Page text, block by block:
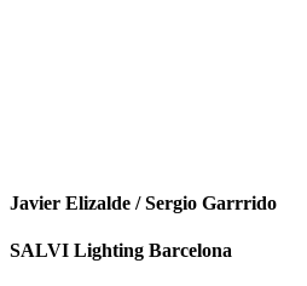
Javier Elizalde / Sergio Garrrido
SALVI Lighting Barcelona